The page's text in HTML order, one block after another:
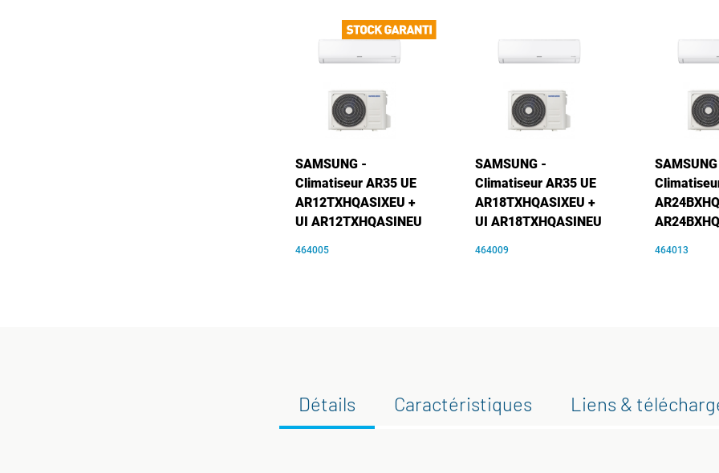
SAMSUNG -
Climatiseur AR35 UE
AR12TXHQASIXEU +
UI AR12TXHQASINEU
464005
SAMSUNG -
Climatiseur AR35 UE
AR18TXHQASIXEU +
UI AR18TXHQASINEU
464009 464013
Détails Caractéristiques Liens &